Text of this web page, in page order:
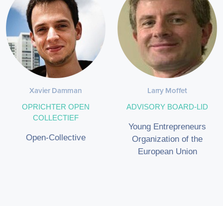
Xavier Damman
OPRICHTER OPEN
COLLECTIEF
Open-Collective
Larry Moffet
ADVISORY BOARD-LID
Young Entrepreneurs
Organization of the
European Union